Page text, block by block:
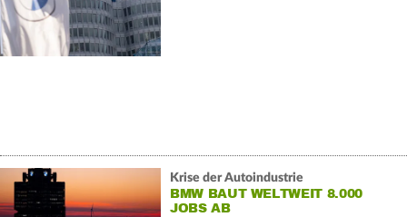
Krise der Autoindustrie
BMW BAUT WELTWEIT 8.000
JOBS AB